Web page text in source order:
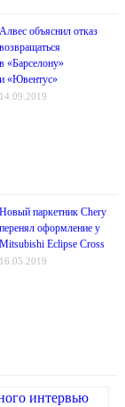
Алвес объяснил отказ
возвращаться
в «Барселону»
и «Ювентус»
14.09.2019
Новый паркетник Chery
перенял оформление у
Mitsubishi Eclipse Cross
16.05.2019